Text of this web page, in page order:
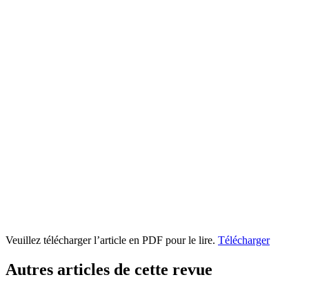
Veuillez télécharger l’article en PDF pour le lire. Télécharger
Autres articles de cette revue